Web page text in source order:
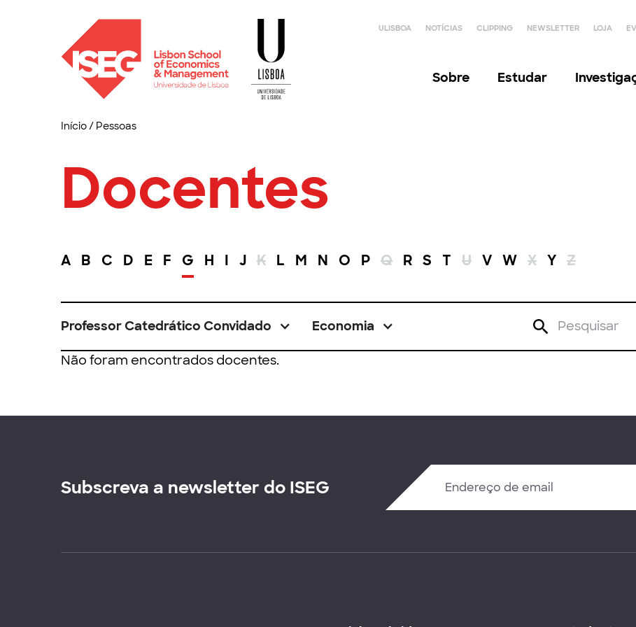
ULISBOA NOTÍCIAS CLIPPING NEWSLETTER LOJA
Sobre Estudar
Início/ Pessoas
Docentes
A B C D E F G H I J K L M N O P Q R S T U V W X Y Z
Professor Catedrático Convidado Economia
Não foram encontrados docentes.
Subscreva a newsletter do ISEG